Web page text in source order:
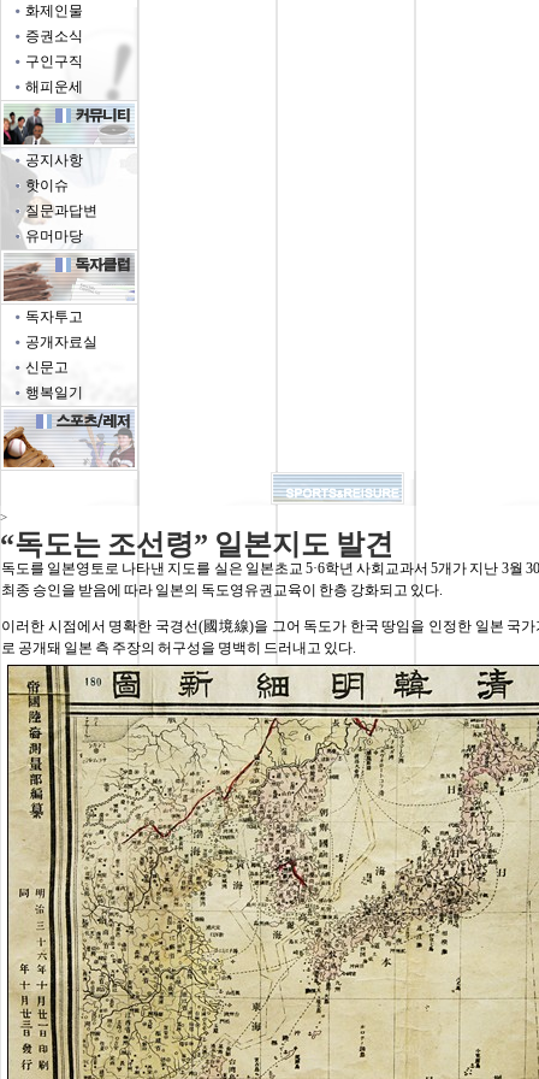
화제인물
증권소식
구인구직
해피운세
공지사항
핫이슈
질문과답변
유머마당
독자투고
공개자료실
신문고
행복일기
>
“독도는 조선령” 일본지도 발견
독도를 일본영토로 나타낸 지도를 실은 일본초교 5·6학년 사회교과서 5개가 지난 3월
최종 승인을 받음에 따라 일본의 독도영유권교육이 한층 강화되고 있다.
이러한 시점에서 명확한 국경선(國境線)을 그어 독도가 한국 땅임을 인정한 일본 국
로 공개돼 일본 측 주장의 허구성을 명백히 드러내고 있다.